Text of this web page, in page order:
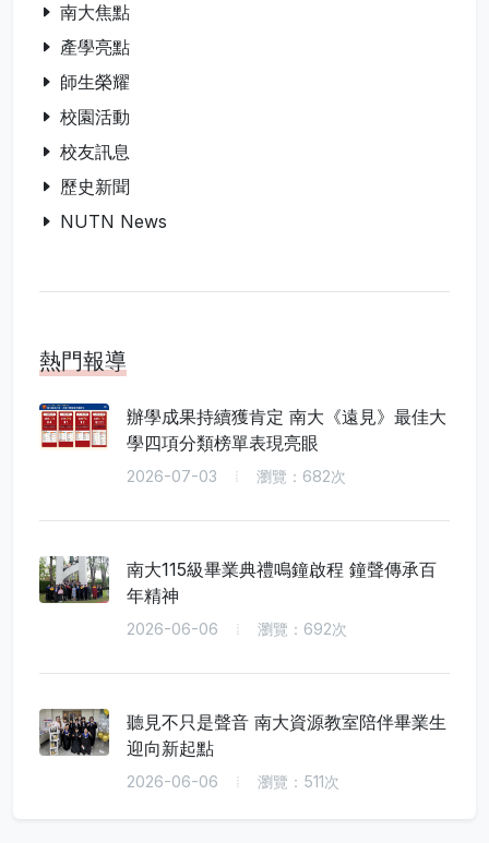
南大焦點
產學亮點
師生榮耀
校園活動
校友訊息
歷史新聞
NUTN News
熱門報導
辦學成果持續獲肯定 南大《遠見》最佳大
學四項分類榜單表現亮眼
2026-07-03 瀏覽：682次
南大115級畢業典禮鳴鐘啟程 鐘聲傳承百
年精神
2026-06-06 瀏覽：692次
聽見不只是聲音 南大資源教室陪伴畢業生
迎向新起點
2026-06-06 瀏覽：511次